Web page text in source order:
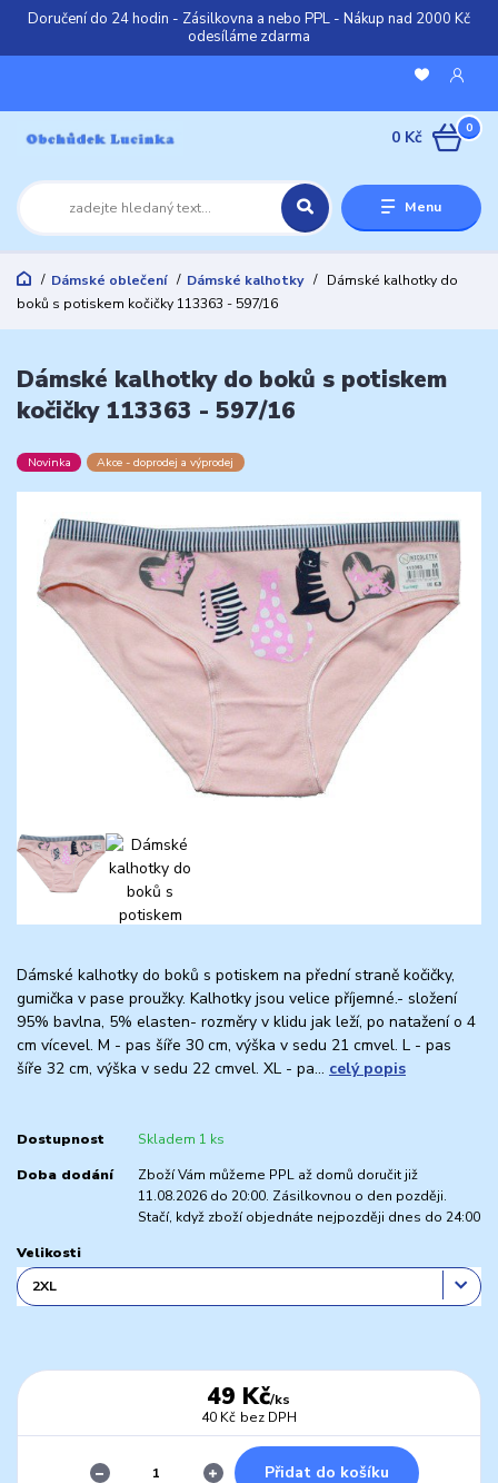
Doručení do 24 hodin - Zásilkovna a nebo PPL - Nákup nad 2000 Kč
odesíláme zdarma
Menu
0
0 Kč
Dámské oblečení Dámské kalhotky
Dámské kalhotky do
boků s potiskem kočičky 113363 - 597/16
Dámské kalhotky do boků s potiskem
kočičky 113363 - 597/16
Novinka Akce - doprodej a výprodej
Dámské kalhotky do boků s potiskem na přední straně kočičky,
gumička v pase proužky. Kalhotky jsou velice příjemné.- složení
95% bavlna, 5% elasten- rozměry v klidu jak leží, po natažení o 4
cm vícevel. M - pas šíře 30 cm, výška v sedu 21 cmvel. L - pas
šíře 32 cm, výška v sedu 22 cmvel. XL - pa... celý popis
Dostupnost Skladem 1 ks
Doba dodání
Zboží Vám můžeme PPL až domů doručit již
11.08.2026 do 20:00. Zásilkovnou o den později.
Stačí, když zboží objednáte nejpozději dnes do 24:00
Velikosti
49 Kč/ks
40 Kč bez DPH
Přidat do košíku